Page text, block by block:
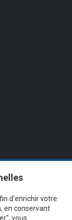
d'enrichir votre
en conservant
vous